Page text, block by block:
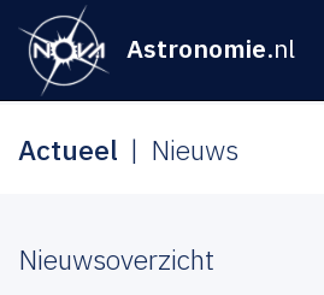
Astronomie.nl
Actueel Nieuws
Nieuwsoverzicht